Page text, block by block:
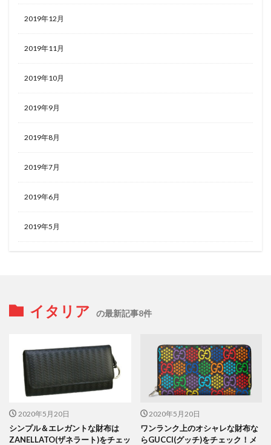
2019年12月
2019年11月
2019年10月
2019年9月
2019年8月
2019年7月
2019年6月
2019年5月
イタリア の最新記事8件
2020年5月20日
シンプル＆エレガントな財布は
ZANELLATO(ザネラート)をチェッ
2020年5月20日
ワンランク上のオシャレな財布な
らGUCCI(グッチ)をチェック！メ